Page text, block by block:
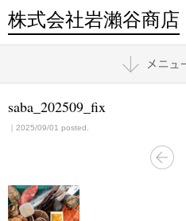
株式会社岩瀨谷商店
saba_202509_fix
｜2025/09/01 posted.